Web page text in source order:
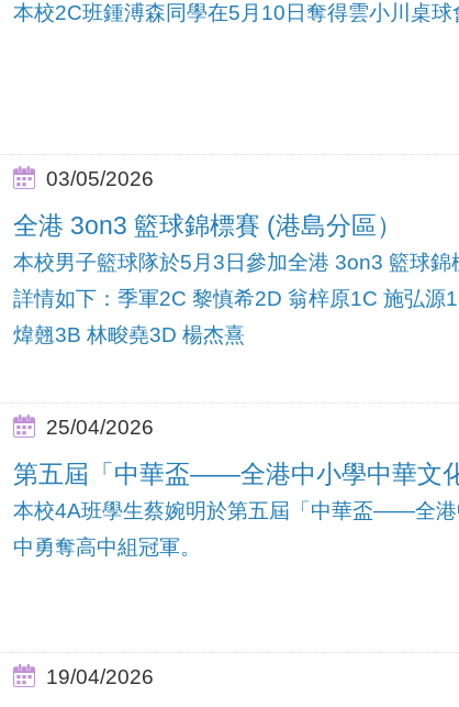
本校2C班鍾溥森同學在5月10日奪得雲小川桌球
03/05/2026
全港 3on3 籃球錦標賽 (港島分區）
本校男子籃球隊於5月3日參加全港 3on3 籃球錦
詳情如下：季軍2C 黎慎希2D 翁梓原1C 施弘源
煒翹3B 林畯堯3D 楊杰熹
25/04/2026
第五屆「中華盃——全港中小學中華文
本校4A班學生蔡婉明於第五屆「中華盃——全港
中勇奪高中組冠軍。
19/04/2026